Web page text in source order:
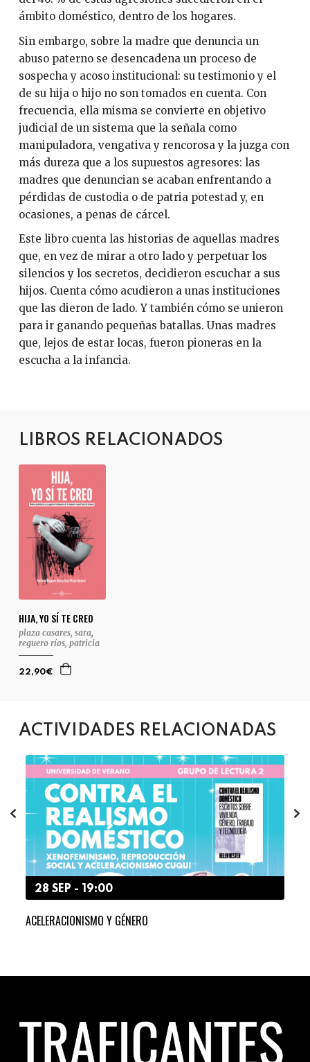
ámbito doméstico, dentro de los hogares.
Sin embargo, sobre la madre que denuncia un
abuso paterno se desencadena un proceso de
sospecha y acoso institucional: su testimonio y el
de su hija o hijo no son tomados en cuenta. Con
frecuencia, ella misma se convierte en objetivo
judicial de un sistema que la señala como
manipuladora, vengativa y rencorosa y la juzga con
más dureza que a los supuestos agresores: las
madres que denuncian se acaban enfrentando a
pérdidas de custodia o de patria potestad y, en
ocasiones, a penas de cárcel.
Este libro cuenta las historias de aquellas madres
que, en vez de mirar a otro lado y perpetuar los
silencios y los secretos, decidieron escuchar a sus
hijos. Cuenta cómo acudieron a unas instituciones
que las dieron de lado. Y también cómo se unieron
para ir ganando pequeñas batallas. Unas madres
que, lejos de estar locas, fueron pioneras en la
escucha a la infancia.
LIBROS RELACIONADOS
HIJA, YO SÍ TE CREO
plaza casares, sara,
reguero ríos, patricia
22,90€
ACTIVIDADES RELACIONADAS
28 SEP - 19:00
ACELERACIONISMO Y GÉNERO